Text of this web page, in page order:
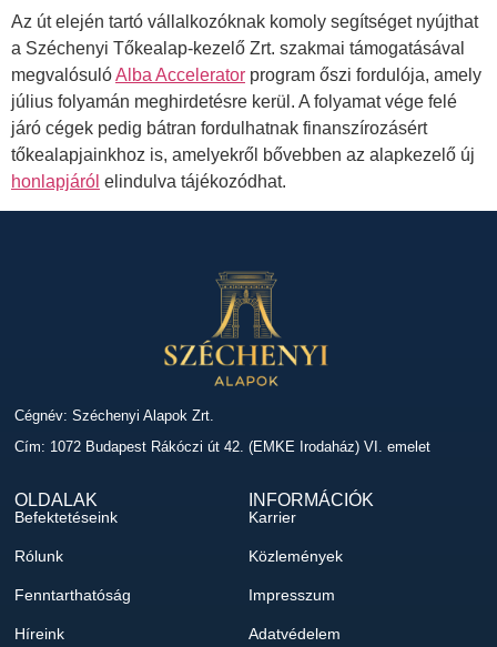
Az út elején tartó vállalkozóknak komoly segítséget nyújthat
a Széchenyi Tőkealap-kezelő Zrt. szakmai támogatásával
megvalósulóAlba Accelerator program őszi fordulója, amely
július folyamán meghirdetésre kerül. A folyamat vége felé
járó cégek pedig bátran fordulhatnak finanszírozásért
tőkealapjainkhoz is, amelyekről bővebben az alapkezelő új
honlapjáról elindulva tájékozódhat.
Cégnév: Széchenyi Alapok Zrt.
Cím: 1072 Budapest Rákóczi út 42. (EMKE Irodaház) VI. emelet
OLDALAK
Befektetéseink
Rólunk
Fenntarthatóság
Híreink
INFORMÁCIÓK
Karrier
Közlemények
Impresszum
Adatvédelem